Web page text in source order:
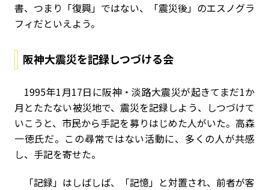
書、つまり「復興」ではない、「震災後」のエスノグラ
フィだといえよう。
阪神大震災を記録しつづける会
1995年1月17日に阪神・淡路大震災が起きてまだ1か
月とたたない被災地で、震災を記録しよう、しつづけて
いこうと、市民から手記を募りはじめた人がいた。高森
一徳氏だ。この尋常ではない活動に、多くの人が共感
し、手記を寄せた。
「記録」はしばしば、「記憶」と対置され、前者が客